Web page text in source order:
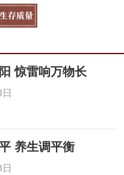
惊雷响万物长
养生调平衡